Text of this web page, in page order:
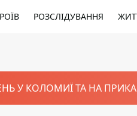
РОЗСЛІДУВАННЯ
У КОЛОМИЇ ТА НА